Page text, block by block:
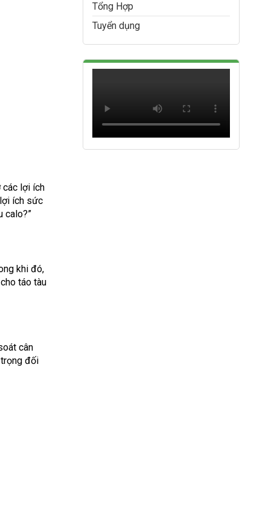
các lợi ích
ích sức
calo?”
khi đó,
táo tàu
cân
đối
Tổng Hợp
Tuyển dụng